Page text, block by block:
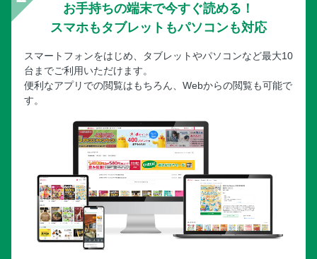
お手持ちの端末で今すぐ読める！
スマホもタブレットもパソコンも対応
スマートフォンをはじめ、タブレットやパソコンなど最大10
台までご利用いただけます。
便利なアプリでの閲覧はもちろん、Webからの閲覧も可能で
す。